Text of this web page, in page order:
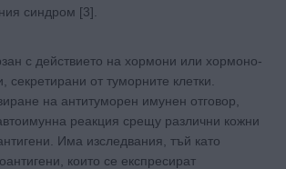
синдром [3].
с действието на хормони или хормоно-
секретирани от туморните клетки.
на антитуморен имунен отговор,
реакция срещу различни кожни
Има изследвания, тъй като
които се експресират